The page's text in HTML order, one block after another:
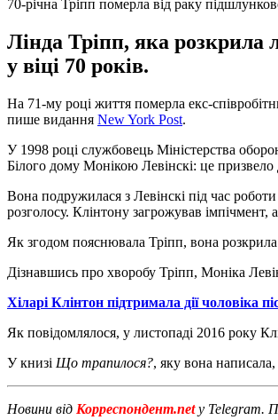
70-річна Тріпп померла від раку
Лінда Тріпп, яка
у віці 70 років.
На 71-му році життя померла екс-
пише видання New York Post.
У 1998 році службовець Міністерства
Білого дому Монікою Левінскі: це призвело
Вона подружилася з Левінскі під час
розголосу. Клінтону загрожував
Як згодом пояснювала Тріпп, вона розкрила
Дізнавшись про хворобу Тріпп, Моніка
Хіларі Клінтон підтримала дії чоловіка
Як повідомлялося, у листопаді 2016 року
У книзі Що трапилося?, яку вона
Новини від Корреспондент.net у Telegram.